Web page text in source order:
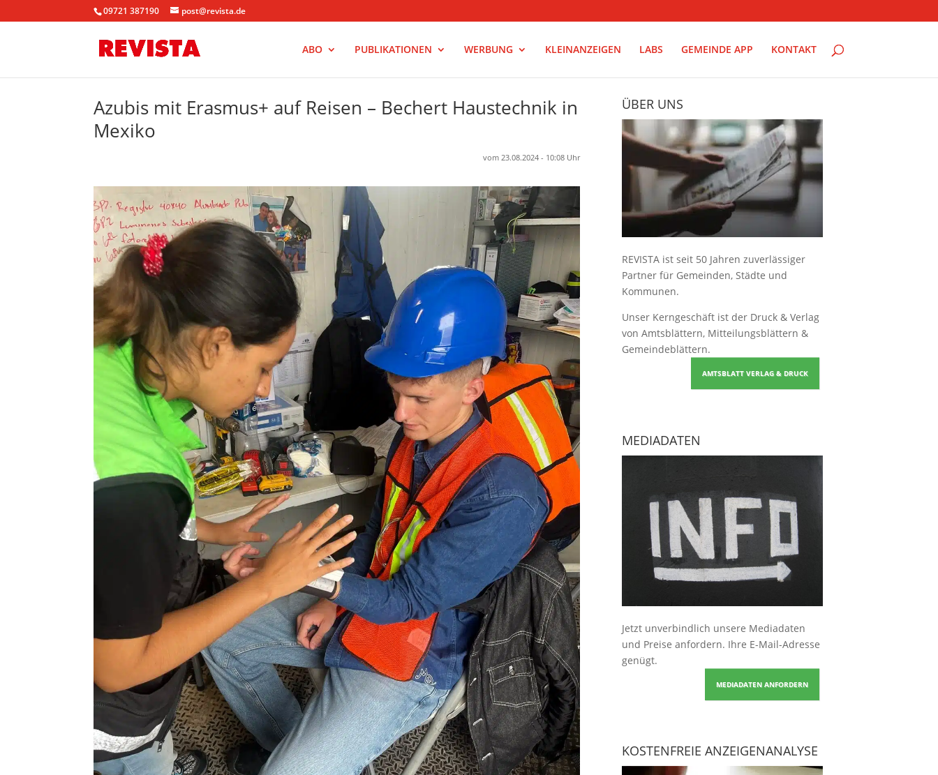
09721 387190 post@revista.de
ABO PUBLIKATIONEN WERBUNG KLEINANZEIGEN LABS GEMEINDE APP KONTAKT
Azubis mit Erasmus+ auf Reisen – Bechert Haustechnik in
Mexiko
vom 23.08.2024 - 10:08 Uhr
ÜBER UNS
REVISTA ist seit 50 Jahren zuverlässiger
Partner für Gemeinden, Städte und
Kommunen.
Unser Kerngeschäft ist der Druck & Verlag
von Amtsblättern, Mitteilungsblättern &
Gemeindeblättern.
AMTSBLATT VERLAG & DRUCK
MEDIADATEN
Jetzt unverbindlich unsere Mediadaten
und Preise anfordern. Ihre E-Mail-Adresse
genügt.
MEDIADATEN ANFORDERN
KOSTENFREIE ANZEIGENANALYSE